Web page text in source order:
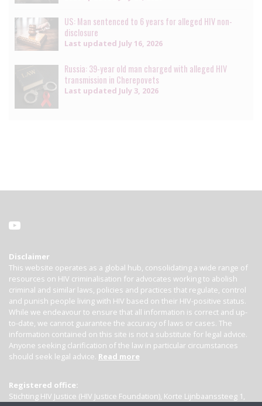
US: Man sentenced to 6 years for alleged HIV non-
disclosure
Last updated July 16, 2026
Russia: 39-year old man charged with alleged HIV
transmission in Cherepovets
Last updated July 3, 2026
Disclaimer
This website operates as a global hub, consolidating a wide range of
resources on HIV criminalisation for advocates working to abolish
criminal and similar laws, policies and practices that regulate, control
and punish people living with HIV based on their HIV-positive status.
While we endeavour to ensure that all information is correct and up-
to-date, we cannot guarantee the accuracy of laws or cases. The
information contained on this site is not a substitute for legal advice.
Anyone seeking clarification of the law in particular circumstances
should seek legal advice. Read more
Registered office:
Stichting HIV Justice (HIV Justice Foundation), Korte Lijnbaanssteeg 1,